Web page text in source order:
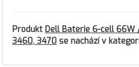
Produkt Dell Baterie 6-cell 66W
3460, 3470 se nachází v